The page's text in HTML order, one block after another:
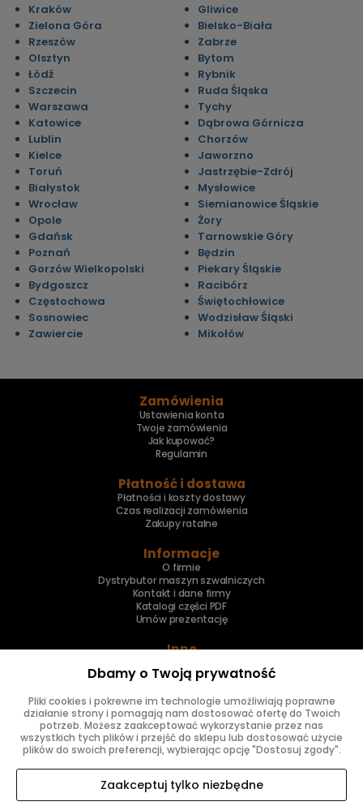
Kraków
Zielona Góra
Rzeszów
Olsztyn
Łódź
Szczecin
Warszawa
Katowice
Lublin
Kielce
Toruń
Białystok
Wrocław
Opole
Gdańsk
Poznań
Gorzów Wielkopolski
Bydgoszcz
Częstochowa
Sosnowiec
Zawiercie
Gliwice
Bielsko-Biała
Zabrze
Bytom
Rybnik
Ruda Śląska
Tychy
Dąbrowa Górnicza
Chorzów
Jaworzno
Jastrzębie-Zdrój
Mysłowice
Siemianowice Śląskie
Żory
Tarnowskie Góry
Będzin
Piekary Śląskie
Racibórz
Świętochłowice
Wodzisław Śląski
Mikołów
Zamówienia
Ustawienia konta
Twoje zamówienia
Jak kupować?
Regulamin
Płatność i dostawa
Płatności i koszty dostawy
Czas realizacji zamówienia
Zakupy ratalne
Informacje
O firmie
Dystrybutor maszyn szwalniczych
Kontakt i dane firmy
Katalogi części PDF
Umów prezentację
Inne
Naprawa maszyn
Znajdziesz nas
Dbamy o Twoją prywatność
Pliki cookies i pokrewne im technologie umożliwiają poprawne
działanie strony i pomagają nam dostosować ofertę do Twoich
potrzeb. Możesz zaakceptować wykorzystanie przez nas
wszystkich tych plików i przejść do sklepu lub dostosować użycie
plików do swoich preferencji, wybierając opcję "Dostosuj zgody".
Zaakceptuj tylko niezbędne